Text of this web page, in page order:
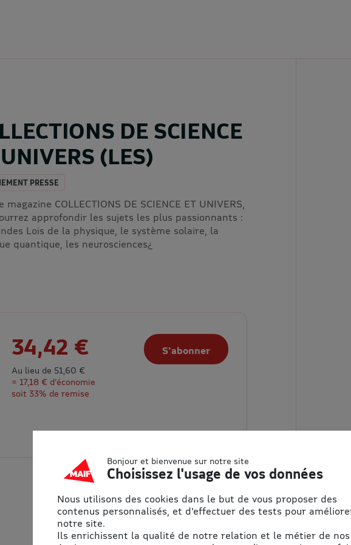
DE SCIENCE
(LES)
PRESSE
magazine COLLECTIONS DE SCIENCE ET UNIVERS,
approfondir les sujets les plus passionnants :
Lois de la physique, le système solaire, la
quantique, les neurosciences¿
34,42 €
Au lieu de 51,60 €
= 17,18 € d’économie
soit 33% de remise
S'abonner
Bonjour et bienvenue sur notre site
Choisissez l'usage de vos données
Nous utilisons des cookies dans le but de vous proposer des
contenus personnalisés, et d'effectuer des tests pour
notre site.
Ils enrichissent la qualité de notre relation et le métier de nos